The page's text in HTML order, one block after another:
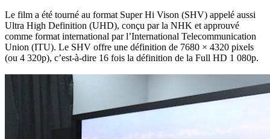
Le film a été tourné au format Super Hi Vison (SHV) appelé aussi
Ultra High Definition (UHD), conçu par la NHK et approuvé
comme format international par l’International Telecommunication
Union (ITU). Le SHV offre une définition de 7680 × 4320 pixels
(ou 4 320p), c’est-à-dire 16 fois la définition de la Full HD 1 080p.